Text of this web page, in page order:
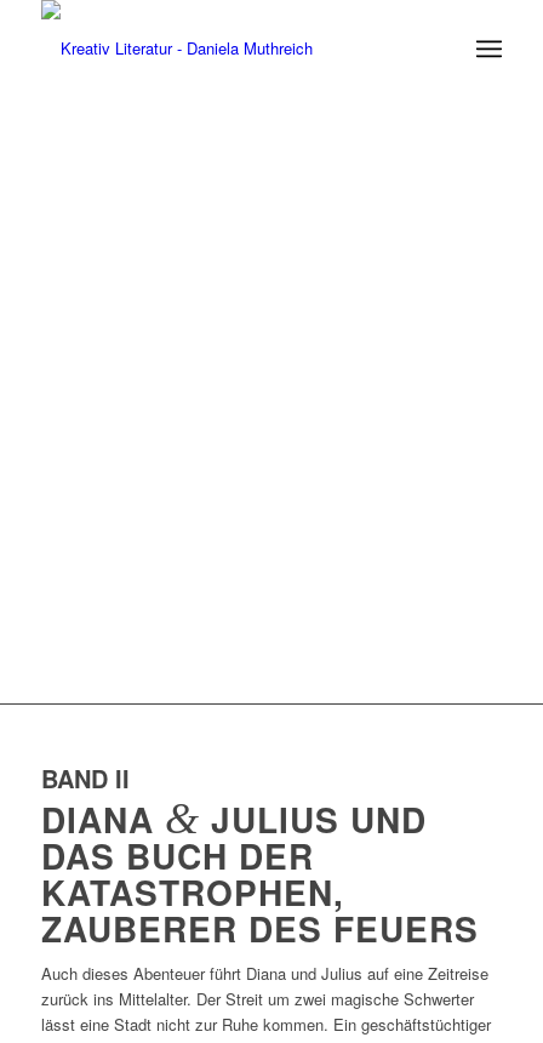
BAND II
DIANA & JULIUS UND
DAS BUCH DER
KATASTROPHEN,
ZAUBERER DES FEUERS
Auch dieses Abenteuer führt Diana und Julius auf eine Zeitreise
zurück ins Mittelalter. Der Streit um zwei magische Schwerter
lässt eine Stadt nicht zur Ruhe kommen. Ein geschäftstüchtiger